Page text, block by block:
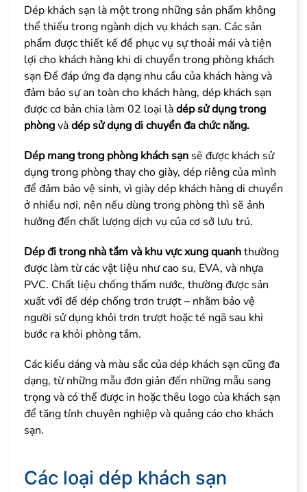
Dép khách sạn là một trong những sản phẩm không
thể thiếu trong ngành dịch vụ khách sạn. Các sản
phẩm được thiết kế để phục vụ sự thoải mái và tiện
lợi cho khách hàng khi di chuyển trong phòng khách
sạn Để đáp ứng đa dạng nhu cầu của khách hàng và
đảm bảo sự an toàn cho khách hàng, dép khách sạn
được cơ bản chia làm 02 loại làdép sử dụng trong
phòngvàdép sử dụng di chuyển đa chức năng.
Dép mang trong phòng khách sạn sẽ được khách sử
dụng trong phòng thay cho giày, dép riêng của mình
để đảm bảo vệ sinh, vì giày dép khách hàng di chuyển
ở nhiều nơi, nên nếu dùng trong phòng thì sẽ ảnh
hưởng đến chất lượng dịch vụ của cơ sở lưu trú.
Dép đi trong nhà tắm và khu vực xung quanhthường
được làm từ các vật liệu như cao su, EVA, và nhựa
PVC. Chất liệu chống thấm nước, thường được sản
xuất với đế dép chống trơn trượt – nhằm bảo vệ
người sử dụng khỏi trơn trượt hoặc té ngã sau khi
bước ra khỏi phòng tắm.
Các kiểu dáng và màu sắc của dép khách sạn cũng đa
dạng, từ những mẫu đơn giản đến những mẫu sang
trọng và có thể được in hoặc thêu logo của khách sạn
để tăng tính chuyên nghiệp và quảng cáo cho khách
sạn.
Các loại dép khách sạn